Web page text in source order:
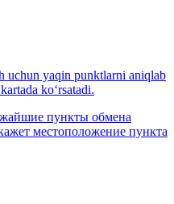
uchun yaqin punktlarni aniqlab
ko‘rsatadi.
пункты обмена
местоположение пункта